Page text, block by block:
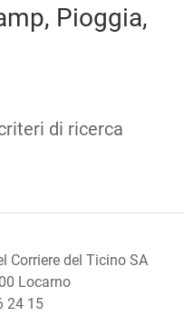
Pioggia,
di ricerca
Corriere del Ticino SA
Locarno
24 15